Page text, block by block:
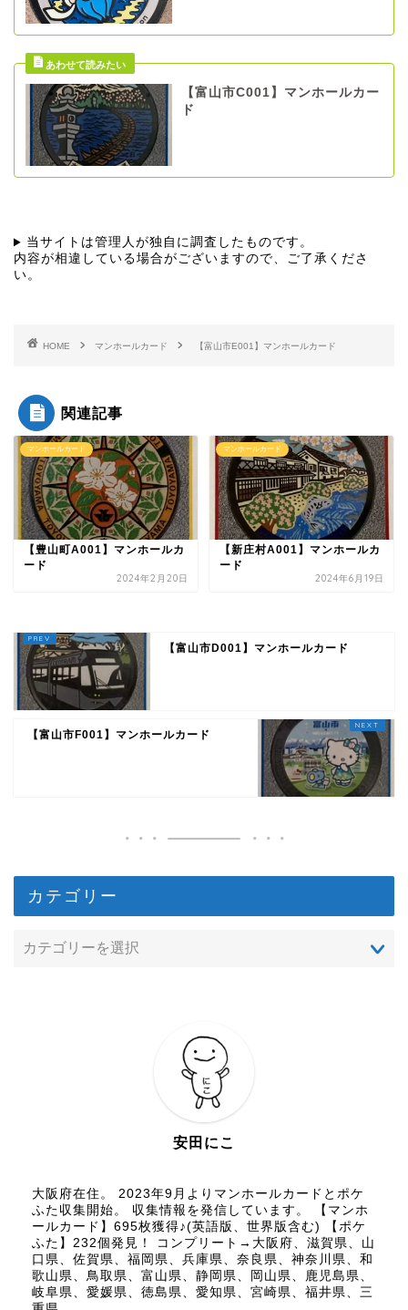
【富山市C001】マンホールカー
ド
当サイトは管理人が独自に調査したものです。
内容が相違している場合がございますので、ご了承くださ
い。
HOME マンホールカード 【富山市E001】マンホールカード
関連記事
マンホールカード
【豊山町A001】マンホールカ
ード
2024年2月20日
マンホールカード
【新庄村A001】マンホールカ
ード
2024年6月19日
【富山市D001】マンホールカード
【富山市F001】マンホールカード
カテゴリー
安田にこ
大阪府在住。 2023年9月よりマンホールカードとポケ
ふた収集開始。 収集情報を発信しています。 【マンホ
ールカード】695枚獲得♪(英語版、世界版含む) 【ポケ
ふた】232個発見！ コンプリート→大阪府、滋賀県、山
口県、佐賀県、福岡県、兵庫県、奈良県、神奈川県、和
歌山県、鳥取県、富山県、静岡県、岡山県、鹿児島県、
岐阜県、愛媛県、徳島県、愛知県、宮崎県、福井県、三